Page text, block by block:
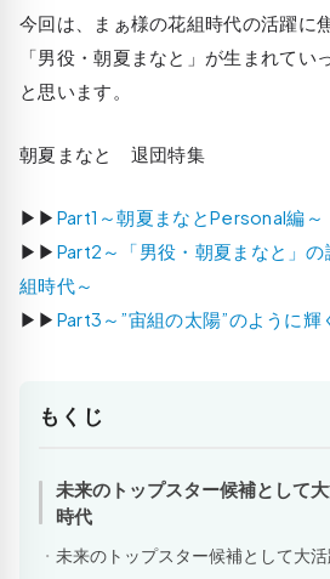
今回は、まぁ様の花組時代の活躍に
「男役・朝夏まなと」が生まれてい
と思います。
朝夏まなと 退団特集
▶▶ Part1～朝夏まなとPersonal編～
▶▶ Part2～「男役・朝夏まなと」
組時代～
▶▶ Part3～”宙組の太陽”のように輝
もくじ
未来のトップスター候補として
時代
未来のトップスター候補として大